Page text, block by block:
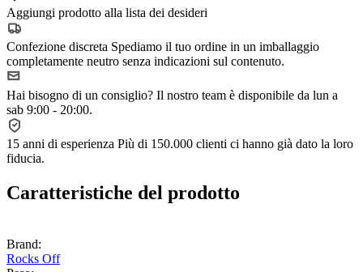
Aggiungi prodotto alla lista dei desideri
Confezione discreta Spediamo il tuo ordine in un imballaggio
completamente neutro senza indicazioni sul contenuto.
Hai bisogno di un consiglio? Il nostro team è disponibile da lun a
sab 9:00 - 20:00.
15 anni di esperienza Più di 150.000 clienti ci hanno già dato la loro
fiducia.
Caratteristiche del prodotto
Brand:
Rocks Off